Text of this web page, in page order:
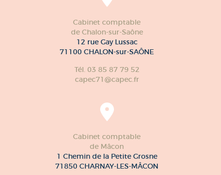
Cabinet comptable
de Chalon-sur-Saône
12 rue Gay Lussac
71100 CHALON-sur-SAÔNE
Tél. 03 85 87 79 52
capec71@capec.fr
Cabinet comptable
de Mâcon
1 Chemin de la Petite Grosne
71850 CHARNAY-LES-MÂCON